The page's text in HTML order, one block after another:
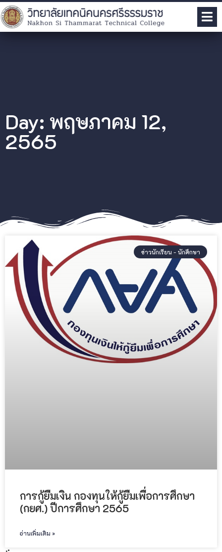
Day: พฤษภาคม 12,
2565
ข่าวนักเรียน - นักศึกษา
การกู้ยืมเงิน กองทุนให้กู้ยืมเพื่อการศึกษา
(กยศ.) ปีการศึกษา 2565
อ่านเพิ่มเติม »